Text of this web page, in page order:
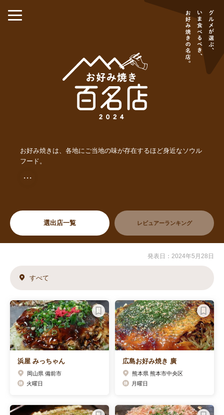
お好み焼きは、各地にご当地の味が存在するほど身近なソウル
フード。
・・・
選出店一覧 レビュアーランキング
発表日：2024年5月28日
すべて
浜屋 みっちゃん
岡山県 備前市
火曜日
広島お好み焼き 廣
熊本県 熊本市中央区
月曜日